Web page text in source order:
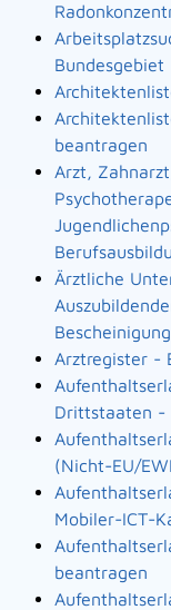
Bundesgebiet
beantragen
Arzt,
Ärztliche
Arztregister -
Drittstaaten -
(Nicht-EU/
Mobiler-ICT-
beantragen